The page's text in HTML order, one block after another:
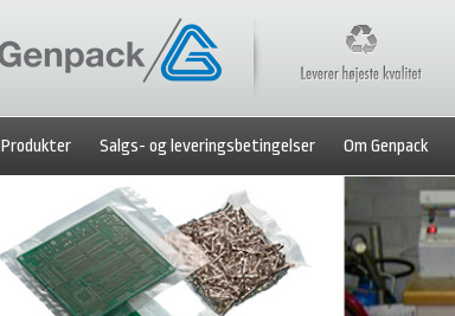
Produkter Salgs- og leveringsbetingelser Om Genpack